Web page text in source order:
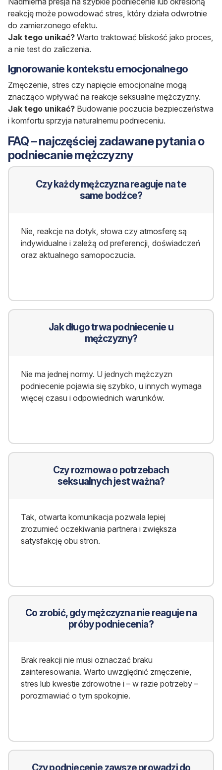
reakcję może powodować stres, który działa odwrotnie
do zamierzonego efektu.
Jak tego unikać? Warto traktować bliskość jako proces,
a nie test do zaliczenia.
Ignorowanie kontekstu emocjonalnego
Zmęczenie, stres czy napięcie emocjonalne mogą
znacząco wpływać na reakcje seksualne mężczyzny.
Jak tego unikać? Budowanie poczucia bezpieczeństwa
i komfortu sprzyja naturalnemu podnieceniu.
FAQ – najczęściej zadawane pytania o
podniecanie mężczyzny
Czy każdy mężczyzna reaguje na te
same bodźce?
Nie, reakcje na dotyk, słowa czy atmosferę są
indywidualne i zależą od preferencji, doświadczeń
oraz aktualnego samopoczucia.
Jak długo trwa podniecenie u
mężczyzny?
Nie ma jednej normy. U jednych mężczyzn
podniecenie pojawia się szybko, u innych wymaga
więcej czasu i odpowiednich warunków.
Czy rozmowa o potrzebach
seksualnych jest ważna?
Tak, otwarta komunikacja pozwala lepiej
zrozumieć oczekiwania partnera i zwiększa
satysfakcję obu stron.
Co zrobić, gdy mężczyzna nie reaguje na
próby podniecenia?
Brak reakcji nie musi oznaczać braku
zainteresowania. Warto uwzględnić zmęczenie,
stres lub kwestie zdrowotne i – w razie potrzeby –
porozmawiać o tym spokojnie.